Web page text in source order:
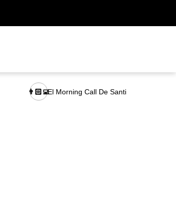
👨🏻‍💻El Morning Call De Santi